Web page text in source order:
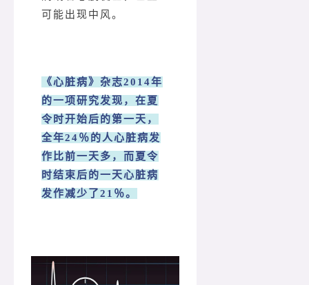
可能出现中风。
《心脏病》杂志2014年
的一项研究发现，在夏
令时开始后的第一天，
全年24％的人心脏病发
作比前一天多，而夏令
时结束后的一天心脏病
发作减少了21％。